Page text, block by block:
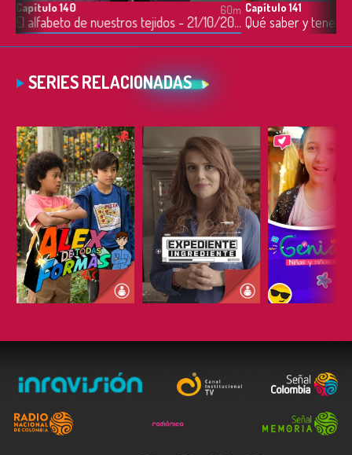
Capítulo 140
El alfabeto de nuestros tejidos - 21/10/2021
60m Capítulo 141
SERIES RELACIONADAS
ESCUCHAR ESCUCHAR